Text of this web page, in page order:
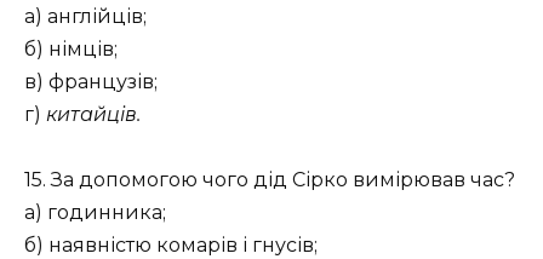
а) англійців;
б) німців;
в) французів;
г) китайців.
15. За допомогою чого дід Сірко вимірював час?
а) годинника;
б) наявністю комарів і гнусів;